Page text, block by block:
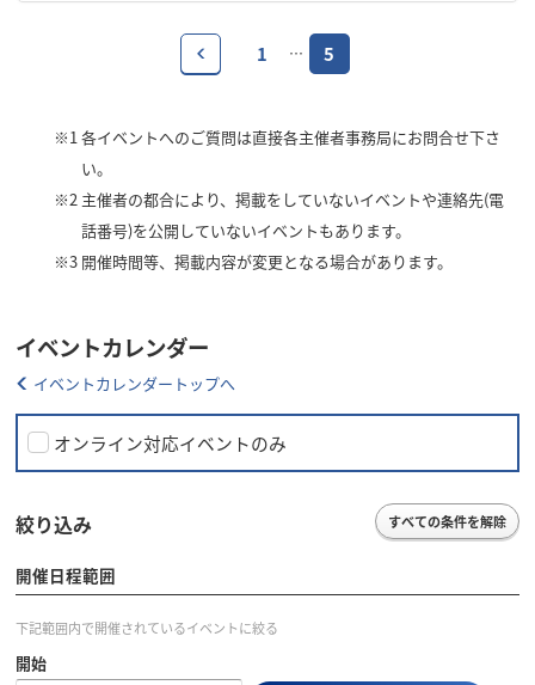
1 … 5
※1各イベントへのご質問は直接各主催者事務局にお問合せ下さ
い。
※2 主催者の都合により、掲載をしていないイベントや連絡先(電
話番号)を公開していないイベントもあります。
※3 開催時間等、掲載内容が変更となる場合があります。
イベントカレンダー
イベントカレンダートップへ
オンライン対応イベントのみ
絞り込み すべての条件を解除
開催日程範囲
下記範囲内で開催されているイベントに絞る
開始